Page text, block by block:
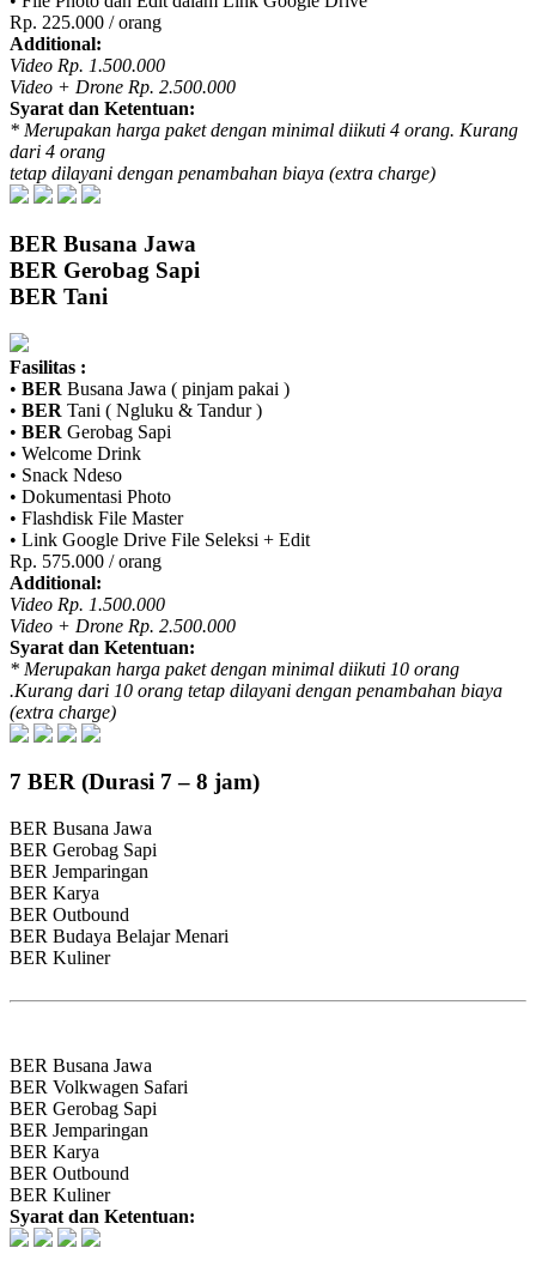
Rp. 225.000 / orang
Additional:
Video Rp. 1.500.000
Video + Drone Rp. 2.500.000
Syarat dan Ketentuan:
* Merupakan harga paket dengan minimal diikuti 4 orang. Kurang
dari 4 orang
tetap dilayani dengan penambahan biaya (extra charge)
BER Busana Jawa
BER Gerobag Sapi
BER Tani
Fasilitas :
• BER Busana Jawa ( pinjam pakai )
• BER Tani ( Ngluku & Tandur )
• BER Gerobag Sapi
• Welcome Drink
• Snack Ndeso
• Dokumentasi Photo
• Flashdisk File Master
• Link Google Drive File Seleksi + Edit
Rp. 575.000 / orang
Additional:
Video Rp. 1.500.000
Video + Drone Rp. 2.500.000
Syarat dan Ketentuan:
* Merupakan harga paket dengan minimal diikuti 10 orang
.Kurang dari 10 orang tetap dilayani dengan penambahan biaya
(extra charge)
7 BER (Durasi 7 – 8 jam)
BER Busana Jawa
BER Gerobag Sapi
BER Jemparingan
BER Karya
BER Outbound
BER Budaya Belajar Menari
BER Kuliner
BER Busana Jawa
BER Volkwagen Safari
BER Gerobag Sapi
BER Jemparingan
BER Karya
BER Outbound
BER Kuliner
Syarat dan Ketentuan: